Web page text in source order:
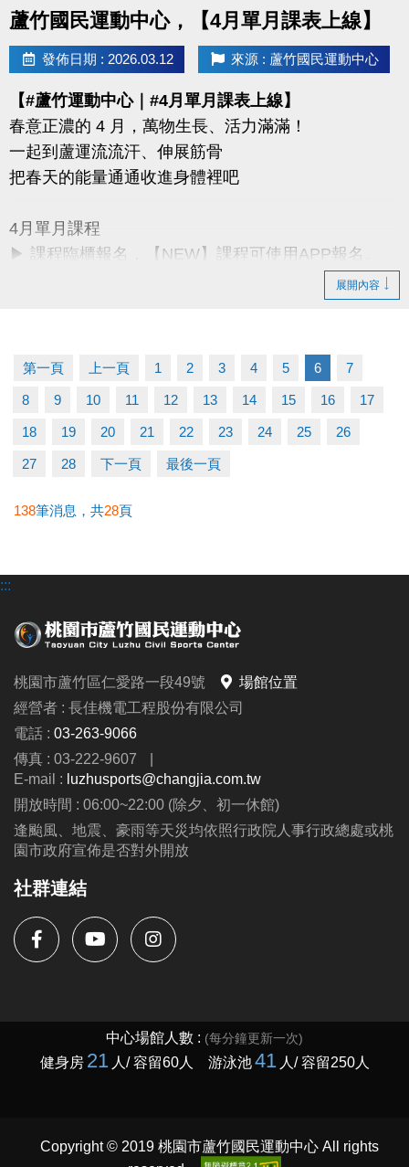
連絡資訊
-洽詢專線：03-2639066 #115、116
https://www.lzsports.com.tw/zh_TW/news/pageID/1/
-FB : 桃園市蘆竹國民運動中心
-IG : @luzhusports
蘆竹國民運動中心，【4月單月課表上線】
發佈日期 : 2026.03.12 來源 : 蘆竹國民運動中心
【#蘆竹運動中心｜#4月單月課表上線】
春意正濃的 4 月，萬物生長、活力滿滿！
一起到蘆運流流汗、伸展筋骨
把春天的能量通通收進身體裡吧
4月單月課程
▶ 課程臨櫃報名，【NEW】課程可使用APP報名。
▶ 有氧、瑜珈、飛輪需年滿15歲；懸吊、空瑜需年滿
18歲。
▶ 若因人數不足無法開班，將於開課前通知，並請持
原信用卡、繳費憑證及發票至本中心辦理退費。
-洽詢專線：03-2639066 #112
-FB : 桃園市蘆竹國民運動中心
展開內容
第一頁 上一頁 1 2 3 4 5 6 7
8 9 10 11 12 13 14 15 16 17
18 19 20 21 22 23 24 25 26
27 28 下一頁 最後一頁
138筆消息，共28頁
:::
桃園市蘆竹區仁愛路一段49號
場館位置
經營者 : 長佳機電工程股份有限公司
電話 : 03-263-9066
傳真 : 03-222-9607
|
E-mail : luzhusports@changjia.com.tw
開放時間 : 06:00~22:00 (除夕、初一休館)
逢颱風、地震、豪雨等天災均依照行政院人事行政總處或桃
園市政府宣佈是否對外開放
社群連結
Copyright © 2019 桃園市蘆竹國民運動中心 All rights